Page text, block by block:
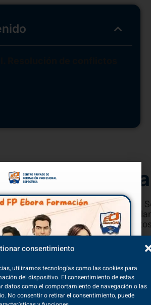
consentimiento
utilizamos tecnologías como las cookies para
del dispositivo. El consentimiento de estas
datos como el comportamiento de navegación o las
No consentir o retirar el consentimiento, puede
en el
en el aula con los menores.
con los demás, a
son solo algunos de los
las destrezas necesarias para